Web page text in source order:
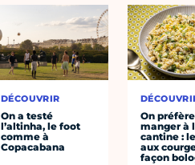
DÉCOUVRIR
On a testé
l’altinha, le foot
comme à
Copacabana
On préfère
manger à
cantine :
aux
façon